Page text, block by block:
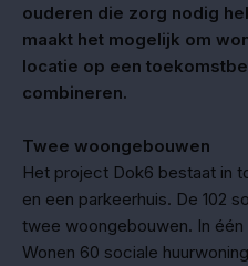
ouderen die zorg nodig
maakt het mogelijk om
locatie op een
combineren.
Twee woongebouwen
Het project Dok6 bestaat in
en een parkeerhuis. De 102
twee woongebouwen. In
Wonen 60 sociale